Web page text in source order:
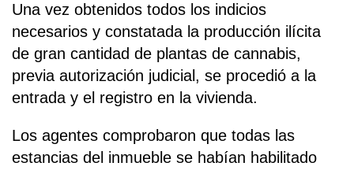
Una vez obtenidos todos los indicios
necesarios y constatada la producción ilícita
de gran cantidad de plantas de cannabis,
previa autorización judicial, se procedió a la
entrada y el registro en la vivienda.
Los agentes comprobaron que todas las
estancias del inmueble se habían habilitado